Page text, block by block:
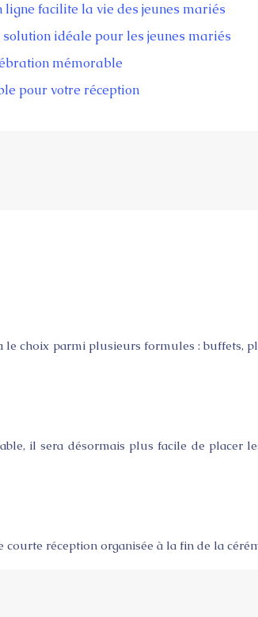
facilite la vie des jeunes mariés
idéale pour les jeunes mariés
mémorable
pour votre réception
choix parmi plusieurs formules : buffets,
il sera désormais plus facile de placer
réception organisée à la fin de la